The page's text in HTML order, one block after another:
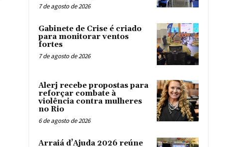
7 de agosto de 2026
Gabinete de Crise é criado
para monitorar ventos
fortes
7 de agosto de 2026
Alerj recebe propostas para
reforçar combate à
violência contra mulheres
no Rio
6 de agosto de 2026
Arraiá d’Ajuda 2026 reúne